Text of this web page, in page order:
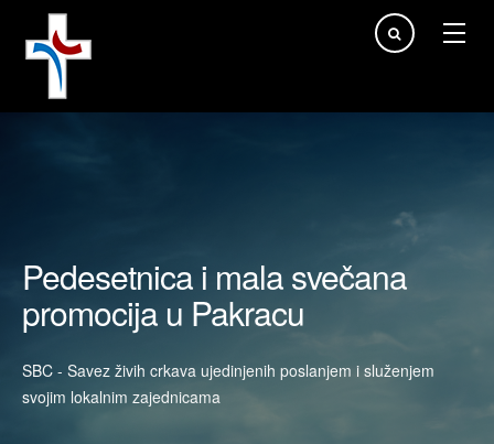
Traži...
Pedesetnica i mala svečana
promocija u Pakracu
SBC - Savez živih crkava ujedinjenih poslanjem i služenjem
svojim lokalnim zajednicama